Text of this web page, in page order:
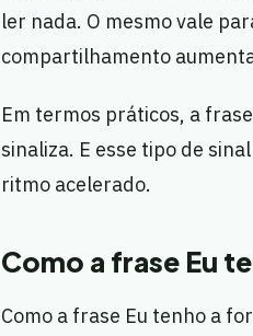
ler nada. O mesmo vale
compartilhamento
Em termos práticos, a
sinaliza. E esse tipo de
ritmo acelerado.
Como a frase Eu
Como a frase Eu tenho a